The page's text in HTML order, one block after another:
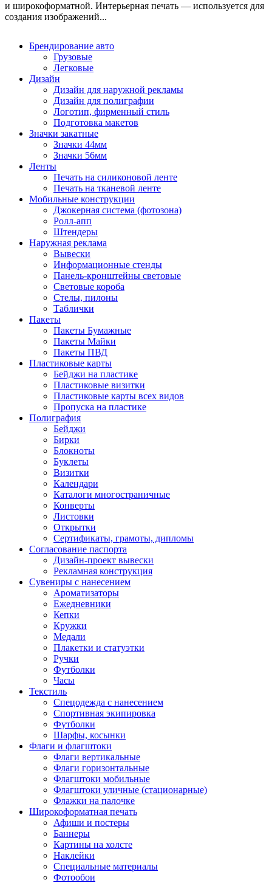
и широкоформатной. Интерьерная печать — используется для
создания изображений...
Брендирование авто
Грузовые
Легковые
Дизайн
Дизайн для наружной рекламы
Дизайн для полиграфии
Логотип, фирменный стиль
Подготовка макетов
Значки закатные
Значки 44мм
Значки 56мм
Ленты
Печать на силиконовой ленте
Печать на тканевой ленте
Мобильные конструкции
Джокерная система (фотозона)
Ролл-апп
Штендеры
Наружная реклама
Вывески
Информационные стенды
Панель-кронштейны световые
Световые короба
Стелы, пилоны
Таблички
Пакеты
Пакеты Бумажные
Пакеты Майки
Пакеты ПВД
Пластиковые карты
Бейджи на пластике
Пластиковые визитки
Пластиковые карты всех видов
Пропуска на пластике
Полиграфия
Бейджи
Бирки
Блокноты
Буклеты
Визитки
Календари
Каталоги многостраничные
Конверты
Листовки
Открытки
Сертификаты, грамоты, дипломы
Согласование паспорта
Дизайн-проект вывески
Рекламная конструкция
Сувениры с нанесением
Ароматизаторы
Ежедневники
Кепки
Кружки
Медали
Плакетки и статуэтки
Ручки
Футболки
Часы
Текстиль
Спецодежда с нанесением
Спортивная экипировка
Футболки
Шарфы, косынки
Флаги и флагштоки
Флаги вертикальные
Флаги горизонтальные
Флагштоки мобильные
Флагштоки уличные (стационарные)
Флажки на палочке
Широкоформатная печать
Афиши и постеры
Баннеры
Картины на холсте
Наклейки
Специальные материалы
Фотообои